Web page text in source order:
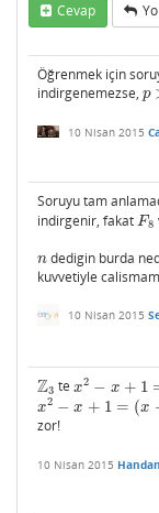
Cevap
Öğrenmek için
indirgenemezse, p
p>
10 Nisan 2015
Soruyu tam
indirgenir, fakat F8
F8
n
ndedigin burda
kuvvetiyle
10 Nisan 2015
Z3
Z3 tex2 − x + 1
x2−x+ 1=(x +1 )
x2 − x + 1 = (x
x2−x+ 1= (x +9 )(x +3)
zor!
10 Nisan 2015 Handan